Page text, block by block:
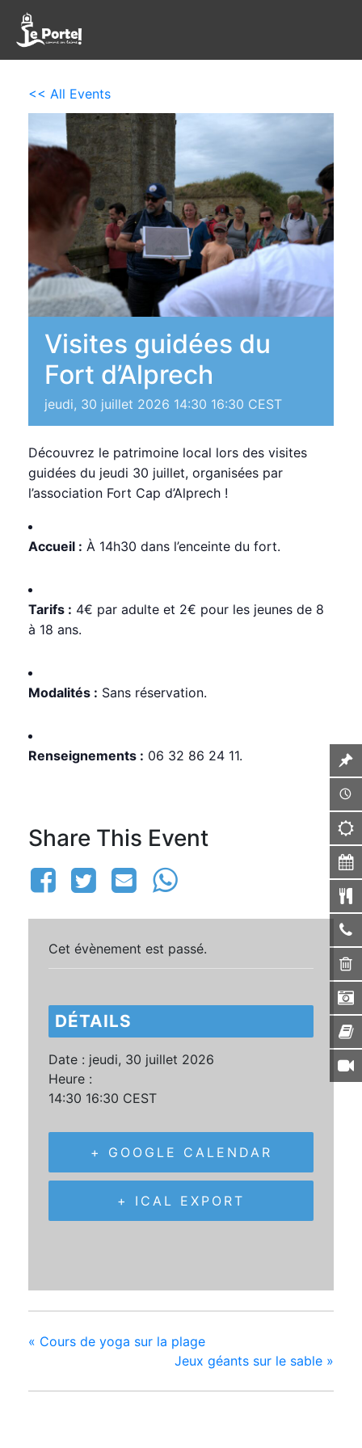
<< All Events
Visites guidées du
Fort d’Alprech
jeudi, 30 juillet 2026 14:30 16:30 CEST
Découvrez le patrimoine local lors des visites
guidées du jeudi 30 juillet, organisées par
l’association Fort Cap d’Alprech !
Accueil : À 14h30 dans l’enceinte du fort.
Tarifs : 4€ par adulte et 2€ pour les jeunes de 8
à 18 ans.
Modalités : Sans réservation.
Renseignements : 06 32 86 24 11.
Share This Event
Cet évènement est passé.
DÉTAILS
Date : jeudi, 30 juillet 2026
Heure :
14:30 16:30 CEST
+ GOOGLE CALENDAR
+ ICAL EXPORT
« Cours de yoga sur la plage
Jeux géants sur le sable »